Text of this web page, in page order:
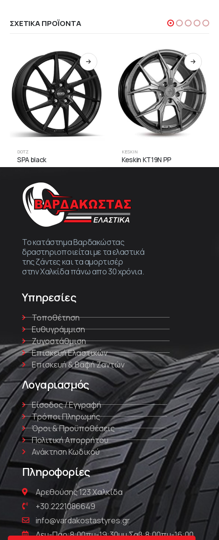
ΣΧΕΤΙΚΆ ΠΡΟΪΌΝΤΑ
DOTZ
SPA black
KESKIN
Keskin KT19N PP
Το κατάστημα Βαρδακώστας
δραστηριοποιείται με τα ελαστικά
της ζάντες και τα αμορτισέρ
στην Χαλκίδα πάνω απο 30 χρόνια.
Υπηρεσίες
Τοποθέτηση
Ευθυγράμμιση
Ζυγοστάθμιση
Επισκευή Ελαστικών
Επισκευή & Βαφή Ζαντών
Λογαριασμός
Είσοδος / Εγγραφή
Τρόποι Πληρωμής
Όροι & Προϋποθέσεις
Πολιτική Απορρήτου
Ανάκτηση Κωδικού
Πληροφορίες
Αρεθούσης 123 Χαλκίδα
+30.2221086649
info@vardakostastyres.gr
Δευ-Παρ:8:00πμ-19:30μμ Σαβ:8:00πμ-16:00